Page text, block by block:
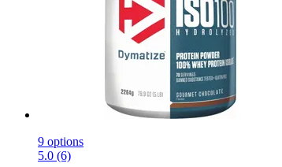
9 options
5.0 (6)